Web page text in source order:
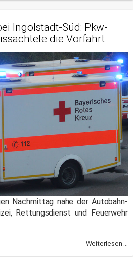
Ingolstadt-Süd: Pkw-
die Vorfahrt
Nachmittag nahe der Autobahn-
Rettungsdienst und Feuerwehr
Weiterlesen ...